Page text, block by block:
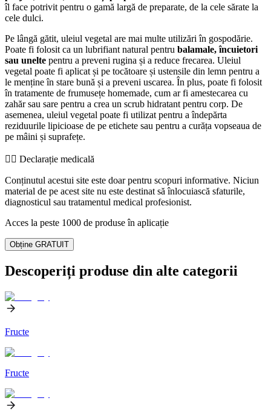
îl face potrivit pentru o gamă largă de preparate, de la cele sărate la
cele dulci.
Pe lângă gătit, uleiul vegetal are mai multe utilizări în gospodărie.
Poate fi folosit ca un lubrifiant natural pentru balamale, încuietori
sau unelte pentru a preveni rugina și a reduce frecarea. Uleiul
vegetal poate fi aplicat și pe tocătoare și ustensile din lemn pentru a
le menține în stare bună și a preveni uscarea. În plus, poate fi folosit
în tratamente de frumusețe homemade, cum ar fi amestecarea cu
zahăr sau sare pentru a crea un scrub hidratant pentru corp. De
asemenea, uleiul vegetal poate fi utilizat pentru a îndepărta
reziduurile lipicioase de pe etichete sau pentru a curăța vopseaua de
pe mâini și suprafețe.
👨‍⚕️️ Declarație medicală
Conținutul acestui site este doar pentru scopuri informative. Niciun
material de pe acest site nu este destinat să înlocuiască sfaturile,
diagnosticul sau tratamentul medical profesionist.
Acces la peste 1000 de produse în aplicație
Obține GRATUIT
Descoperiți produse din alte categorii
Fructe
Fructe